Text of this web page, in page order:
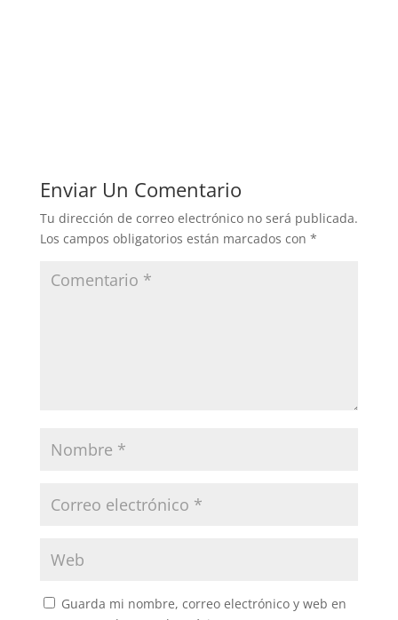
Enviar Un Comentario
Tu dirección de correo electrónico no será publicada.
Los campos obligatorios están marcados con *
Guarda mi nombre, correo electrónico y web en